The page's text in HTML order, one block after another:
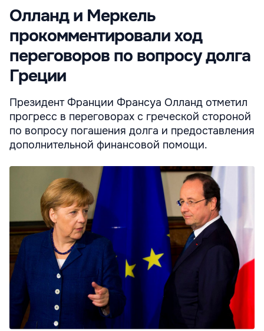
Олланд и Меркель
прокомментировали ход
переговоров по вопросу долга
Греции
Президент Франции Франсуа Олланд отметил
прогресс в переговорах с греческой стороной
по вопросу погашения долга и предоставления
дополнительной финансовой помощи.